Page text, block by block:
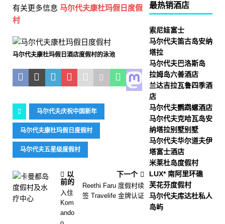
有关更多信息 马尔代夫康杜玛假日度假
村
马尔代夫康杜玛假日酒店度假村的泳池
马尔代夫庆祝中国新年
马尔代夫康杜玛假日度假村
马尔代夫五星级度假村
以
前的
入住
Kom
ando
下一个
Reethi Faru 度假村续
签 Travelife 金牌认证
最热销酒店
索尼娃富士
马尔代夫笛古岛安纳
塔拉
马尔代夫巴洛斯岛
拉姆岛六善酒店
兰达吉拉瓦鲁四季酒
店
马尔代夫鹦鹉螺酒店
马尔代夫克哈瓦岛安
纳塔拉别墅别墅
马尔代夫华尔道夫伊
塔富士酒店
米莱杜岛度假村
LUX* 南阿里环礁
芙花芬度假村
马尔代夫库达杜私人
岛屿